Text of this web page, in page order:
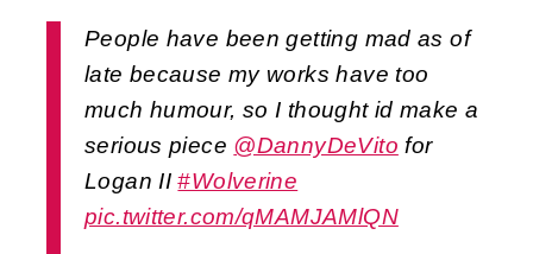
People have been getting mad as of
late because my works have too
much humour, so I thought id make a
serious piece @DannyDeVito for
Logan II#Wolverine
pic.twitter.com/qMAMJAMlQN